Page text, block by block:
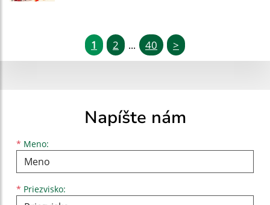
1 2 ... 40 >
Napíšte nám
* Meno:
Meno
* Priezvisko:
Priezvisko
E-mailová adresa